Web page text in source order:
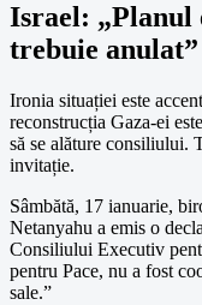
Israel: „Planul
trebuie anulat”
Ironia situației este
reconstrucția Gaza-ei
să se alăture consiliului.
invitație.
Sâmbătă, 17 ianuarie,
Netanyahu a emis o
Consiliului Executiv
pentru Pace, nu a fost
sale.”